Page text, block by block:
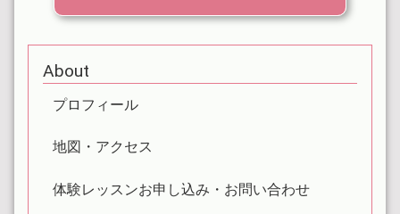
About
プロフィール
地図・アクセス
体験レッスンお申し込み・お問い合わせ